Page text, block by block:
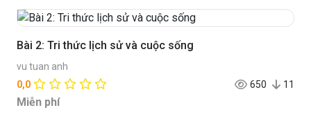
Bài 2: Tri thức lịch sử và cuộc sống
vu tuan anh
0,0
650 11
Miễn phí